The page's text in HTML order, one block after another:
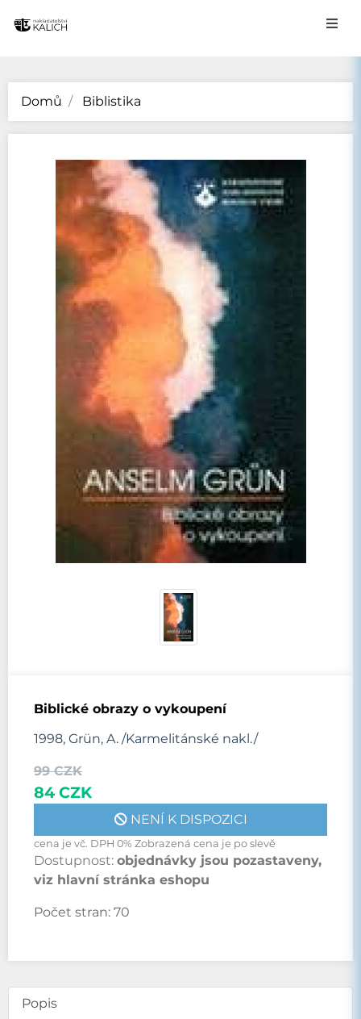
Domů Biblistika
Biblické obrazy o vykoupení
1998, Grün, A. /Karmelitánské nakl./
99 CZK
84 CZK
NENÍ K DISPOZICI
cena je vč. DPH 0% Zobrazená cena je po slevě
Dostupnost: objednávky jsou pozastaveny,
viz hlavní stránka eshopu
Počet stran: 70
Popis